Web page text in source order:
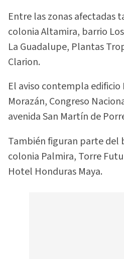
Entre las zonas afectadas
colonia Altamira, barrio
La Guadalupe, Plantas
Clarion.
El aviso contempla edificio
Morazán, Congreso
avenida San Martín de
También figuran parte del
colonia Palmira, Torre
Hotel Honduras Maya.